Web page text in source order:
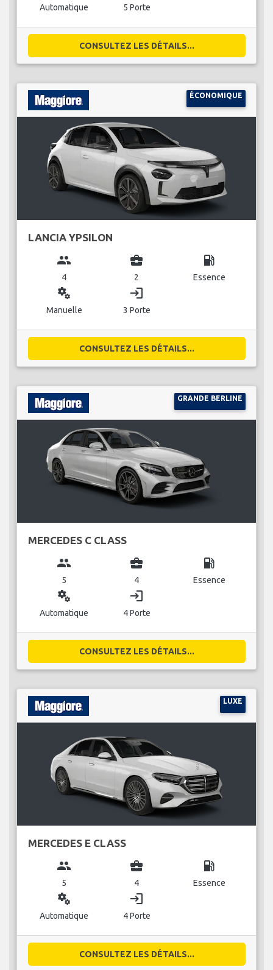
Automatique 5 Porte
CONSULTEZ LES DÉTAILS...
ÉCONOMIQUE
LANCIA YPSILON
group
4
business_center
2
local_gas_station
Essence
miscellaneous_services
Manuelle
login
3 Porte
CONSULTEZ LES DÉTAILS...
GRANDE BERLINE
MERCEDES C CLASS
group
5
business_center
4
local_gas_station
Essence
miscellaneous_services
Automatique
login
4 Porte
CONSULTEZ LES DÉTAILS...
LUXE
MERCEDES E CLASS
group
5
business_center
4
local_gas_station
Essence
miscellaneous_services
Automatique
login
4 Porte
CONSULTEZ LES DÉTAILS...